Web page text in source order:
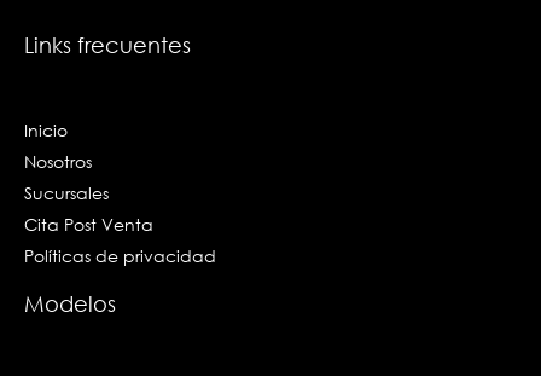
Links frecuentes
Inicio
Nosotros
Sucursales
Cita Post Venta
Políticas de privacidad
Modelos